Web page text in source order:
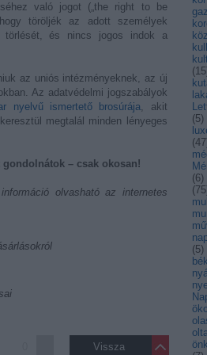
(15
(5)
(47
(6)
(75
(5)
való jogot („the right to be
töröljék az adott személyek
törlését, és nincs jogos indok a
az uniós intézményeknek, az új
Az adatvédelmi jogszabályok
nyelvű ismertető brosúrája, akit
megtalál minden lényeges
gondolnátok – csak okosan!
Vissza